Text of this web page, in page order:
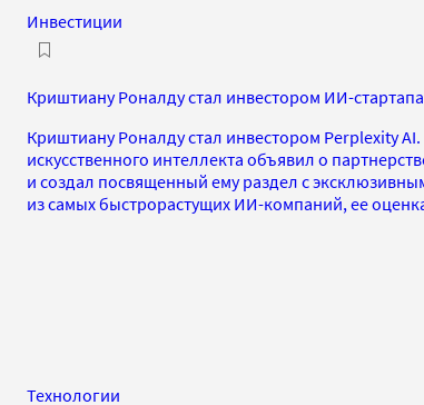
Инвестиции
Криштиану Роналду стал инвестором ИИ-
Криштиану Роналду стал инвестором Perplexity
искусственного интеллекта объявил о
и создал посвященный ему раздел с
из самых быстрорастущих ИИ-компаний, ее
Технологии